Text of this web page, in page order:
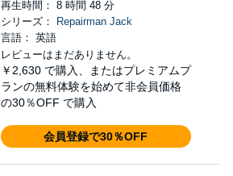
再生時間： 8 時間 48 分
シリーズ：
Repairman Jack
言語： 英語
レビューはまだありません。
￥2,630 で購入、またはプレミアムプ
ランの無料体験を始めて非会員価格
の30％OFF で購入
会員登録で30％OFF